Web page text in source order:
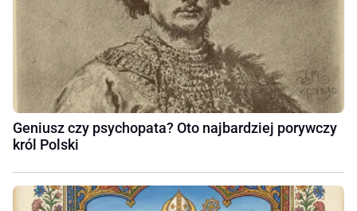
Geniusz czy psychopata? Oto najbardziej porywczy
król Polski